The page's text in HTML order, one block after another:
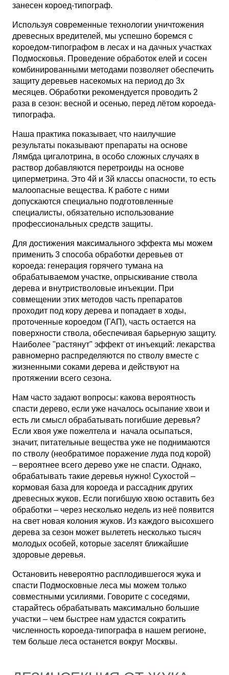
занесен короед-типограф.
Используя современные технологии уничтожения
древесных вредителей, мы успешно боремся с
короедом-типографом в лесах и на дачных участках
Подмосковья. Проведение обработок елей и сосен
комбинированными методами позволяет обеспечить
защиту деревьев насекомых на период до 3х
месяцев. Обработки рекомендуется проводить 2
раза в сезон: весной и осенью, перед лётом короеда-
типографа.
Наша практика показывает, что наилучшие
результаты показывают препараты на основе
Лямбда цигалотрина, в особо сложных случаях в
раствор добавляются перетроиды на основе
циперметрина. Это 4й и 3й классы опасности, то есть
малоопасные вещества. К работе с ними
допускаются специально подготовленные
специалисты, обязательно использование
профессиональных средств защиты.
Для достижения максимального эффекта мы можем
применить 3 способа обработки деревьев от
короеда: генерация горячего тумана на
обрабатываемом участке, опрыскивание ствола
дерева и внутристволовые инъекции. При
совмещении этих методов часть препаратов
проходит под кору дерева и попадает в ходы,
проточенные короедом (ГАП), часть остается на
поверхности ствола, обеспечивая барьерную защиту.
Наиболее "растянут" эффект от инъекций: лекарства
равномерно распределяются по стволу вместе с
жизненными соками дерева и действуют на
протяжении всего сезона.
Нам часто задают вопросы: какова вероятность
спасти дерево, если уже началось осыпание хвои и
есть ли смысл обрабатывать погибшие деревья?
Если хвоя уже пожелтела и начала осыпаться,
значит, питательные вещества уже не поднимаются
по стволу (необратимое поражение луда под корой)
– вероятнее всего дерево уже не спасти. Однако,
обрабатывать такие деревья нужно! Сухостой –
кормовая база для короеда и рассадник других
древесных жуков. Если погибшую хвою оставить без
обработки – через несколько недель из неё появится
на свет новая колония жуков. Из каждого высохшего
дерева за сезон может вылететь несколько тысяч
молодых особей, которые заселят ближайшие
здоровые деревья.
Остановить невероятно расплодившегося жука и
спасти Подмосковные леса мы можем только
совместными усилиями. Говорите с соседями,
старайтесь обрабатывать максимально большие
участки – чем быстрее нам удастся сократить
численность короеда-типографа в нашем регионе,
тем больше леса останется вокруг Москвы.